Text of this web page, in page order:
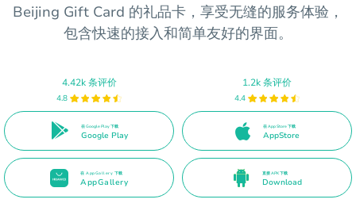
Beijing Gift Card 的礼品卡，享受无缝的服务体验，
包含快速的接入和简单友好的界面。
4.42k 条评价
4.8
在 Google Play 下载
Google Play
1.2k 条评价
4.4
在 App Store 下载
AppStore
在 AppGallery 下载
AppGallery
直接 APK 下载
Download